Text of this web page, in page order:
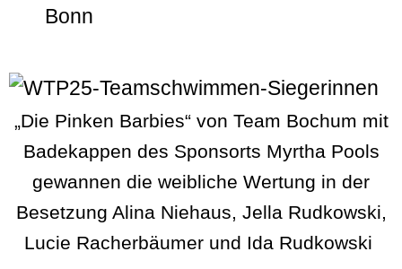
Bonn
„Die Pinken Barbies“ von Team Bochum mit
Badekappen des Sponsorts Myrtha Pools
gewannen die weibliche Wertung in der
Besetzung Alina Niehaus, Jella Rudkowski,
Lucie Racherbäumer und Ida Rudkowski